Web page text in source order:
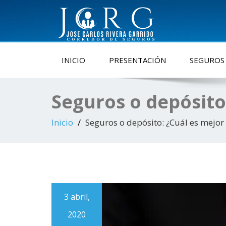
INICIO PRESENTACIÓN SEGUROS
Seguros o
Inicio Seguros o depósito: ¿Cuál es
3 abril,
2020